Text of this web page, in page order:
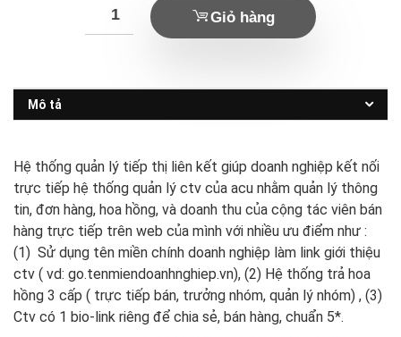
Giỏ hàng
Mô tả
Hệ thống quản lý tiếp thị liên kết giúp doanh nghiệp kết nối
trực tiếp hệ thống quản lý ctv của acu nhằm quản lý thông
tin, đơn hàng, hoa hồng, và doanh thu của cộng tác viên bán
hàng trực tiếp trên web của mình với nhiều ưu điểm như :
(1) Sử dụng tên miền chính doanh nghiệp làm link giới thiệu
ctv ( vd: go.tenmiendoanhnghiep.vn), (2) Hệ thống trả hoa
hồng 3 cấp ( trực tiếp bán, trưởng nhóm, quản lý nhóm) , (3)
Ctv có 1 bio-link riêng để chia sẻ, bán hàng, chuẩn 5*.